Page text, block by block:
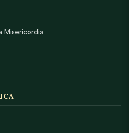
Misericordia